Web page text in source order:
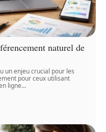
naturel de
un enjeu crucial pour les
pour ceux utilisant
ligne…